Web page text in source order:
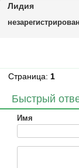
Лидия
Страница: 1
Быстрый
Имя